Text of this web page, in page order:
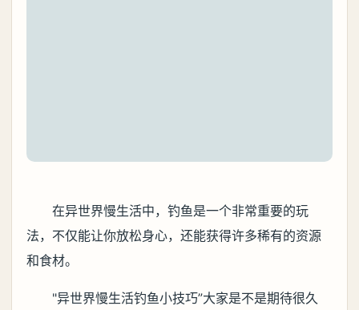
在异世界慢生活中，钓鱼是一个非常重要的玩
法，不仅能让你放松身心，还能获得许多稀有的资源
和食材。
"异世界慢生活钓鱼小技巧”大家是不是期待很久